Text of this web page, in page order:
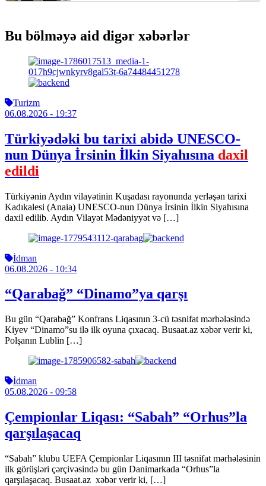
Bu bölməyə aid digər xəbərlər
Turizm
06.08.2026 - 19:37
Türkiyədəki bu tarixi abidə UNESCO-
nun Dünya İrsinin İlkin Siyahısına daxil
edildi
Türkiyənin Aydın vilayətinin Kuşadası rayonunda yerləşən tarixi
Kadıkalesi (Anaia) UNESCO-nun Dünya İrsinin İlkin Siyahısına
daxil edilib. Aydın Vilayət Mədəniyyət və […]
İdman
06.08.2026 - 10:34
“Qarabağ” “Dinamo”ya qarşı
Bu gün “Qarabağ” Konfrans Liqasının 3-cü təsnifat mərhələsində
Kiyev “Dinamo”su ilə ilk oyuna çıxacaq. Busaat.az xəbər verir ki,
Polşanın Lublin […]
İdman
05.08.2026 - 09:58
Çempionlar Liqası: “Sabah” “Orhus”la
qarşılaşacaq
“Sabah” klubu UEFA Çempionlar Liqasının III təsnifat mərhələsinin
ilk görüşləri çərçivəsində bu gün Danimarkada “Orhus”la
qarşılaşacaq. Busaat.az xəbər verir ki, […]